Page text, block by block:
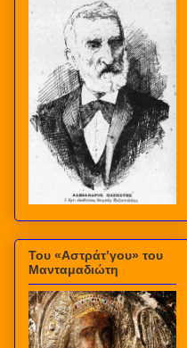
Του «Αστράτ’γου» του
Μανταμαδιώτη